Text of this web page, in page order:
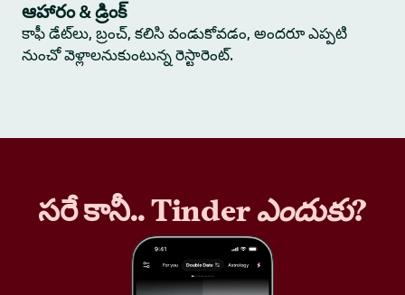
ఆహారం & డ్రింక్
కాఫీ డేట్‌లు, బ్రంచ్, కలిసి వండుకోవడం, అందరూ ఎప్పటి
నుంచో వెళ్లాలనుకుంటున్న రెస్టారెంట్.
సరే కానీ.. Tinderఎందుకు?